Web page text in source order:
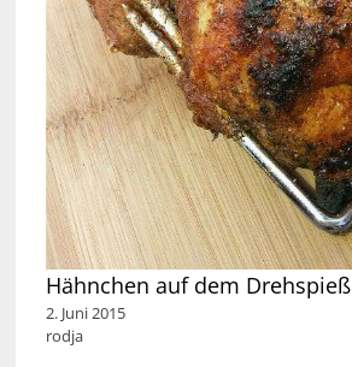
Hähnchen auf dem Drehspieß
2. Juni 2015
rodja